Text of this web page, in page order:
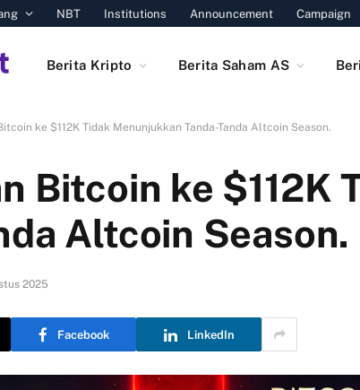
NBT Institutions Announcement Campaign
Berita Kripto Berita Saham AS
ke $112K Tidak Menunjukkan Tanda-Tanda Altcoin Season.
Bitcoin ke $112K
Altcoin Season.
2025
Facebook LinkedIn